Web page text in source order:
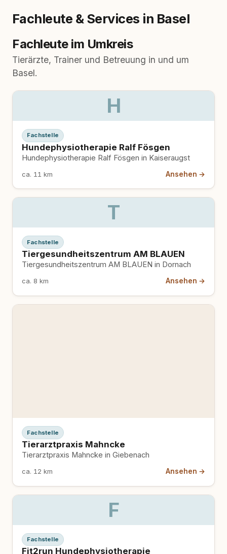
Fachleute & Services in Basel
Fachleute im Umkreis
Tierärzte, Trainer und Betreuung in und um
Basel.
H
Fachstelle
Hundephysiotherapie Ralf Fösgen
Hundephysiotherapie Ralf Fösgen in Kaiseraugst
ca. 11 km Ansehen →
T
Fachstelle
Tiergesundheitszentrum AM BLAUEN
Tiergesundheitszentrum AM BLAUEN in Dornach
ca. 8 km Ansehen →
Fachstelle
Tierarztpraxis Mahncke
Tierarztpraxis Mahncke in Giebenach
ca. 12 km Ansehen →
F
Fachstelle
Fit2run Hundephysiotherapie